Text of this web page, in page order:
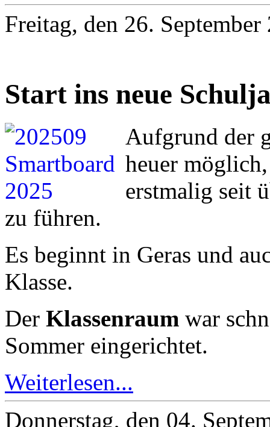
Freitag, den 26.
Start ins neue
Aufgrund der
heuer
erstmalig seit
zu führen.
Es beginnt in Geras und
Klasse.
Der Klassenraum war
Sommer eingerichtet.
Weiterlesen...
Donnerstag, den 04.